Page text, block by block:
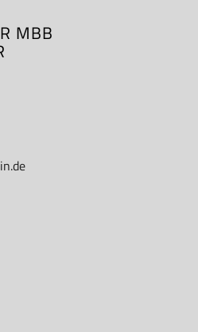
MBB